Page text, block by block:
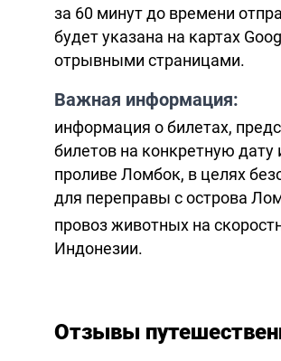
за 60 минут до времени
будет указана на картах
отрывными страницами.
Важная информация:
информация о билетах,
билетов на конкретную
проливе Ломбок, в целях
для переправы с острова
провоз животных на
Индонезии.
Отзывы